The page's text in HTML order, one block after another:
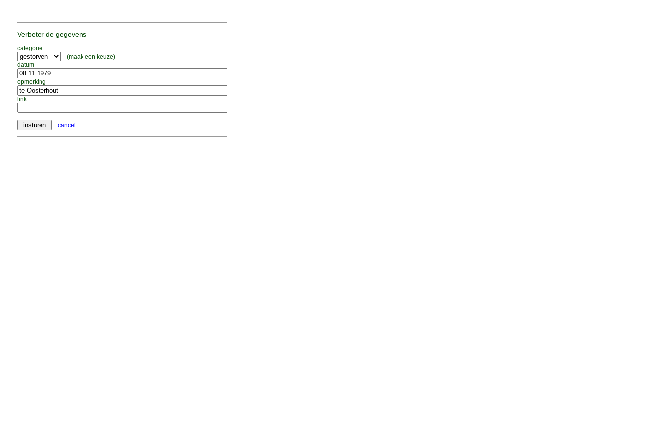
Verbeter de gegevens
categorie
(maak een keuze)
datum
opmerking
link
cancel